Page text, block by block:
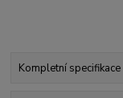
Kompletní specifikace